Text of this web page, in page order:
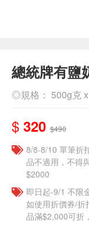
總統牌有鹽
◎規格： 500g克
$ 320 $490
8/8-8/10 單筆折
品不適用，不得
$2000
即日起-9/1 不限
如使用折價券/折
品滿$2,000可折